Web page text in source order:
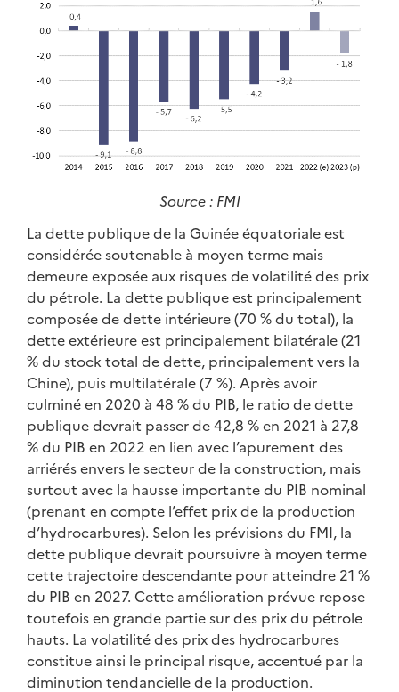
Source : FMI
La dette publique de la Guinée équatoriale est
considérée soutenable à moyen terme mais
demeure exposée aux risques de volatilité des prix
du pétrole. La dette publique est principalement
composée de dette intérieure (70 % du total), la
dette extérieure est principalement bilatérale (21
% du stock total de dette, principalement vers la
Chine), puis multilatérale (7 %). Après avoir
culminé en 2020 à 48 % du PIB, le ratio de dette
publique devrait passer de 42,8 % en 2021 à 27,8
% du PIB en 2022 en lien avec l’apurement des
arriérés envers le secteur de la construction, mais
surtout avec la hausse importante du PIB nominal
(prenant en compte l’effet prix de la production
d’hydrocarbures). Selon les prévisions du FMI, la
dette publique devrait poursuivre à moyen terme
cette trajectoire descendante pour atteindre 21 %
du PIB en 2027. Cette amélioration prévue repose
toutefois en grande partie sur des prix du pétrole
hauts. La volatilité des prix des hydrocarbures
constitue ainsi le principal risque, accentué par la
diminution tendancielle de la production.